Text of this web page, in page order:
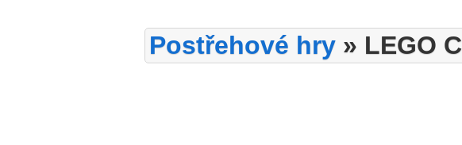
Postřehové hry » LEGO